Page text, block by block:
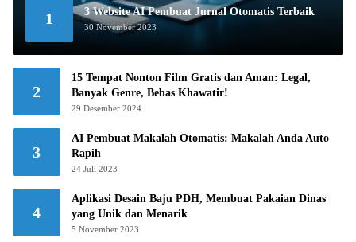
1 3 Website AI Pembuat Jurnal Otomatis Terbaik
30 November 2023
2
15 Tempat Nonton Film Gratis dan Aman: Legal,
Banyak Genre, Bebas Khawatir!
29 Desember 2024
3
AI Pembuat Makalah Otomatis: Makalah Anda Auto
Rapih
24 Juli 2023
4
Aplikasi Desain Baju PDH, Membuat Pakaian Dinas
yang Unik dan Menarik
5 November 2023